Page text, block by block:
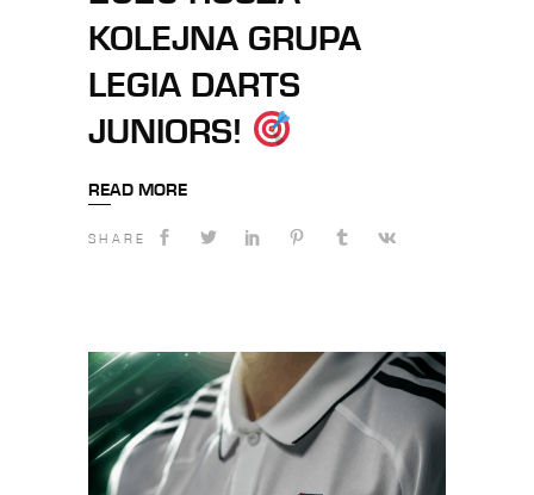
KOLEJNA GRUPA
LEGIA DARTS
JUNIORS!
READ MORE
SHARE